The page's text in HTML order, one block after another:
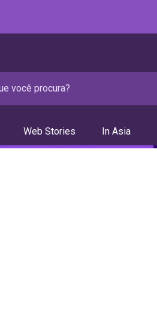
Web Stories In Asia